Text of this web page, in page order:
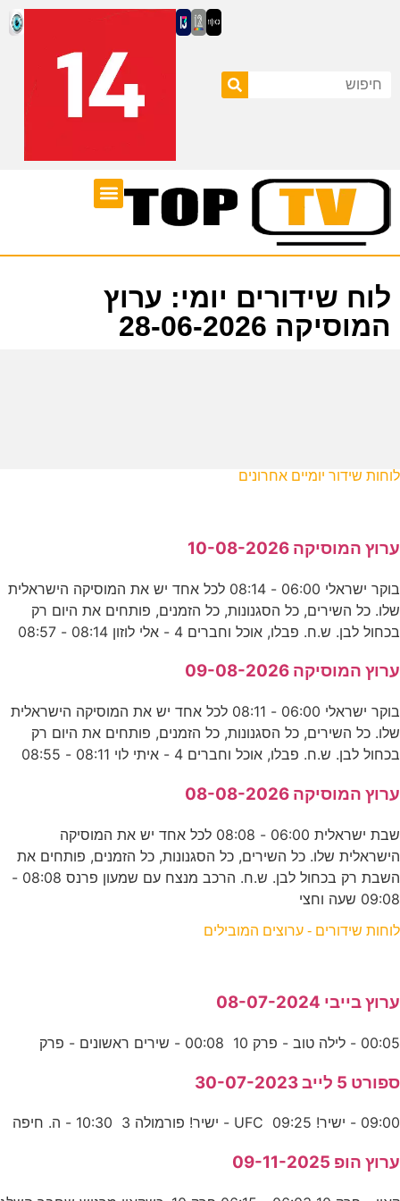
לוח שידורים יומי: ערוץ
המוסיקה 28-06-2026
לוחות שידור יומיים אחרונים
ערוץ המוסיקה 10-08-2026
בוקר ישראלי 06:00 - 08:14 לכל אחד יש את המוסיקה הישראלית
שלו. כל השירים, כל הסגנונות, כל הזמנים, פותחים את היום רק
בכחול לבן. ש.ח. פבלו, אוכל וחברים 4 - אלי לוזון 08:14 - 08:57
ערוץ המוסיקה 09-08-2026
בוקר ישראלי 06:00 - 08:11 לכל אחד יש את המוסיקה הישראלית
שלו. כל השירים, כל הסגנונות, כל הזמנים, פותחים את היום רק
בכחול לבן. ש.ח. פבלו, אוכל וחברים 4 - איתי לוי 08:11 - 08:55
ערוץ המוסיקה 08-08-2026
שבת ישראלית 06:00 - 08:08 לכל אחד יש את המוסיקה
הישראלית שלו. כל השירים, כל הסגנונות, כל הזמנים, פותחים את
השבת רק בכחול לבן. ש.ח. הרכב מנצח עם שמעון פרנס 08:08 -
09:08 שעה וחצי
לוחות שידורים - ערוצים המובילים
ערוץ בייבי 08-07-2024
00:05 - לילה טוב - פרק 10 00:08 - שירים ראשונים - פרק
ספורט 5 לייב 30-07-2023
09:00 - ישיר! UFC 09:25 - ישיר! פורמולה 3 10:30 - ה. חיפה
ערוץ הופ 09-11-2025